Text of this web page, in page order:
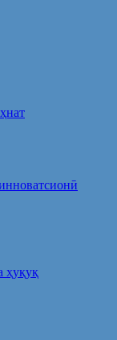
ҳуқуқ